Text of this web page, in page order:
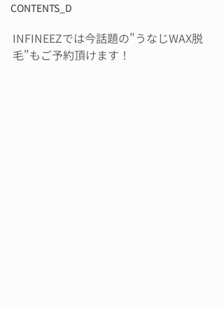
CONTENTS_D
INFINEEZでは今話題の"うなじWAX脱
毛"もご予約頂けます！